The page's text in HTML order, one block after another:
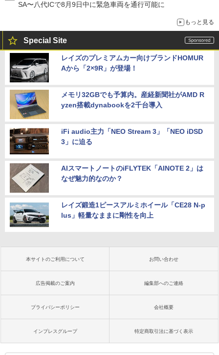
SA〜八代ICで8月9日中に緊急車両を通行可能に
もっと見る
Special Site
レイズのプレミアムカー向けブランドHOMUR
Aから「2×9R」が登場！
メモリ32GBでも予算内。産経新聞社がAMD R
yzen搭載dynabookを2千台導入
iFi audio主力「NEO Stream 3」「NEO iDSD
3」に迫る
AIスマートノートのiFLYTEK「AINOTE 2」は
なぜ魅力的なのか？
レイズ鍛造1ピースアルミホイール「CE28 N-p
lus」軽量なままに剛性を向上
本サイトのご利用について お問い合わせ
広告掲載のご案内 編集部へのご連絡
プライバシーポリシー 会社概要
インプレスグループ 特定商取引法に基づく表示